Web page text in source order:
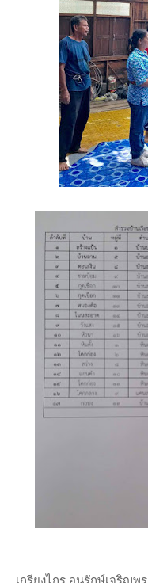
เกรียงไกร อนุรักษ์เจริญพร